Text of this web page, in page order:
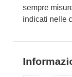
sempre
indicati nelle